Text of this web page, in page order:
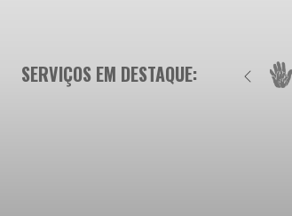
SERVIÇOS EM DESTAQUE: